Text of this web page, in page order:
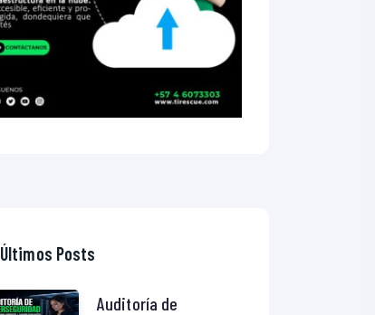
Últimos Posts
Auditoría de